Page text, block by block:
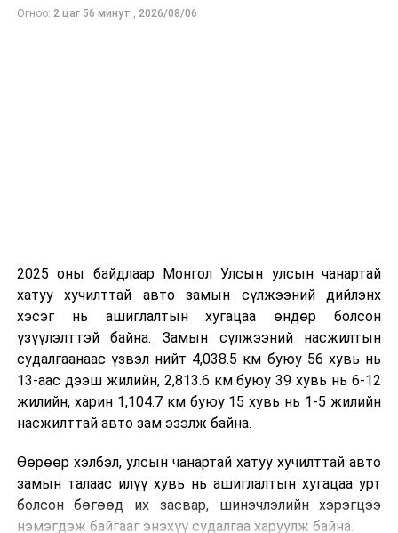
Гаалийн байгууллагад бараагаа мэдүүлээгүй 413
бараа тээврийн хэрэгсэл байна
“Эрдэнэс Монгол” нэгдлийн харьяа 10 компанийг
татан буулгаж, давхардсан орон тоог танаж 67,3
тэрбум төгрөг хэмнэлээ
Огноо: 2 цаг 56 минут , 2026/08/06
2025 оны байдлаар Монгол Улсын улсын чанартай
хатуу хучилттай авто замын сүлжээний дийлэнх
хэсэг нь ашиглалтын хугацаа өндөр болсон
үзүүлэлттэй байна. Замын сүлжээний насжилтын
судалгаанаас үзвэл нийт 4,038.5 км буюу 56 хувь нь
13-аас дээш жилийн, 2,813.6 км буюу 39 хувь нь 6-12
жилийн, харин 1,104.7 км буюу 15 хувь нь 1-5 жилийн
насжилттай авто зам эзэлж байна.
Өөрөөр хэлбэл, улсын чанартай хатуу хучилттай авто
замын талаас илүү хувь нь ашиглалтын хугацаа урт
болсон бөгөөд их засвар, шинэчлэлийн хэрэгцээ
нэмэгдэж байгааг энэхүү судалгаа харуулж байна.